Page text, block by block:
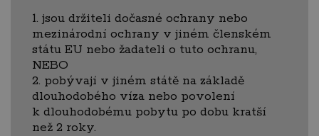
1. jsou držiteli dočasné ochrany nebo
mezinárodní ochrany v jiném členském
státu EU nebo žadateli o tuto ochranu,
NEBO
2. pobývají v jiném státě na základě
dlouhodobého víza nebo povolení
k dlouhodobému pobytu po dobu kratší
než 2 roky.